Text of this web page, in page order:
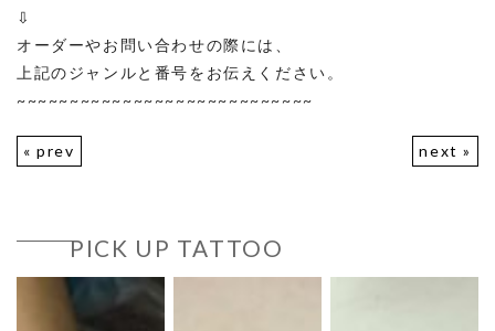
⇩
オーダーやお問い合わせの際には、
上記のジャンルと番号をお伝えください。
~~~~~~~~~~~~~~~~~~~~~~~~~~~~
« prev next »
PICK UP TATTOO